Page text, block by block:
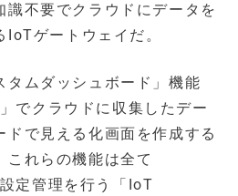
識不要でクラウドにデータを
ゲートウェイだ。
タムダッシュボード」機能
でクラウドに収集したデー
ドで見える化画面を作成する
これらの機能は全て
設定管理を行う「IoT